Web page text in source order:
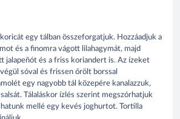
egy tálban összeforgatjuk. Hozzáadjuk a
és a finomra vágott lilahagymát, majd
jalapeñót és a friss koriandert is. Az ízeket
sóval és frissen őrölt borssal
egy nagyobb tál közepére kanalazzuk,
Tálaláskor ízlés szerint megszórhatjuk
mellé egy kevés joghurtot. Tortilla